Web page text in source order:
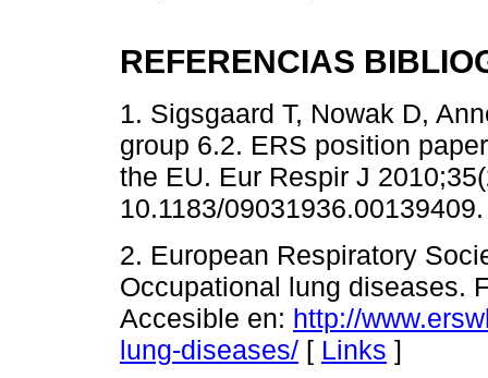
REFERENCIAS
1. Sigsgaard T, Nowak D,
group 6.2. ERS position
the EU. Eur Respir J
10.1183/
2. European Respiratory
Occupational lung diseases.
Accesible en: http://
lung-diseases/ [ Links ]